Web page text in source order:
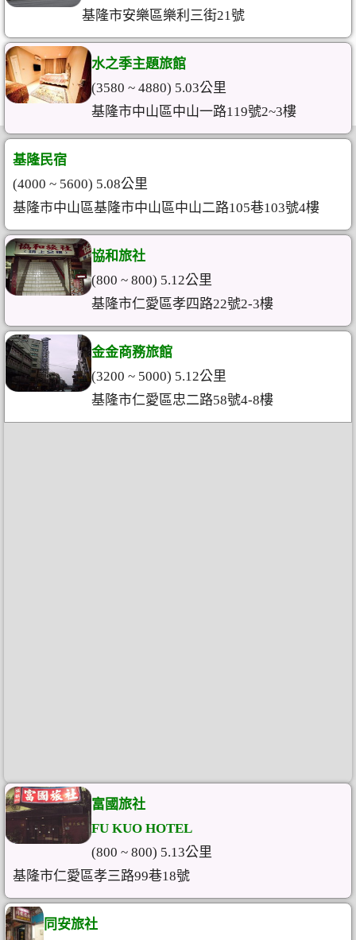
基隆市安樂區樂利三街21號
水之季主題旅館
(3580 ~ 4880) 5.03公里
基隆市中山區中山一路119號2~3樓
基隆民宿
(4000 ~ 5600) 5.08公里
基隆市中山區基隆市中山區中山二路105巷103號4樓
協和旅社
(800 ~ 800) 5.12公里
基隆市仁愛區孝四路22號2-3樓
金金商務旅館
(3200 ~ 5000) 5.12公里
基隆市仁愛區忠二路58號4-8樓
富國旅社
FU KUO HOTEL
(800 ~ 800) 5.13公里
基隆市仁愛區孝三路99巷18號
同安旅社